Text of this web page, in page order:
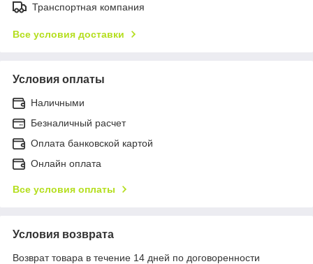
Транспортная компания
Все условия доставки
Условия оплаты
Наличными
Безналичный расчет
Оплата банковской картой
Онлайн оплата
Все условия оплаты
Условия возврата
Возврат товара в течение 14 дней по договоренности